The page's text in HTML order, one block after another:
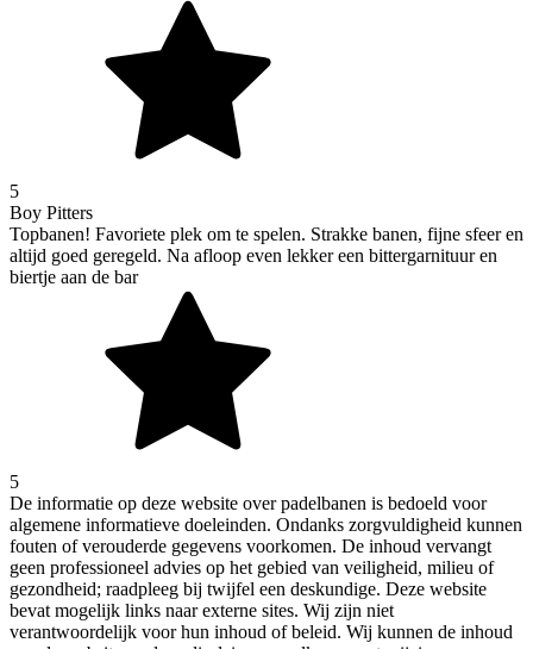
5
Boy Pitters
Topbanen! Favoriete plek om te spelen. Strakke banen, fijne sfeer en
altijd goed geregeld. Na afloop even lekker een bittergarnituur en
biertje aan de bar
5
De informatie op deze website over padelbanen is bedoeld voor
algemene informatieve doeleinden. Ondanks zorgvuldigheid kunnen
fouten of verouderde gegevens voorkomen. De inhoud vervangt
geen professioneel advies op het gebied van veiligheid, milieu of
gezondheid; raadpleeg bij twijfel een deskundige. Deze website
bevat mogelijk links naar externe sites. Wij zijn niet
verantwoordelijk voor hun inhoud of beleid. Wij kunnen de inhoud